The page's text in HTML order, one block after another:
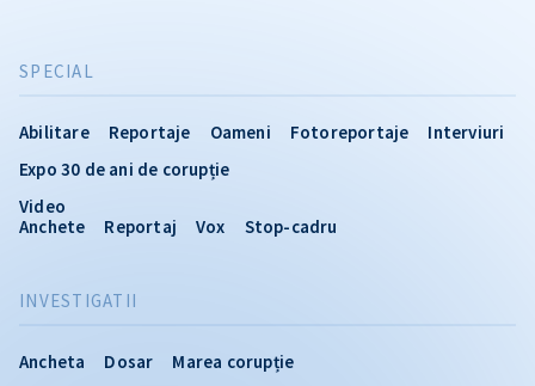
INVESTIGATII
Ancheta Dosar
Marea corupție
SPECIAL
Abilitare Reportaje Oameni Fotoreportaje
Interviuri
Expo 30 de ani de corupție
Video
Anchete
Reportaj Vox Stop-cadru